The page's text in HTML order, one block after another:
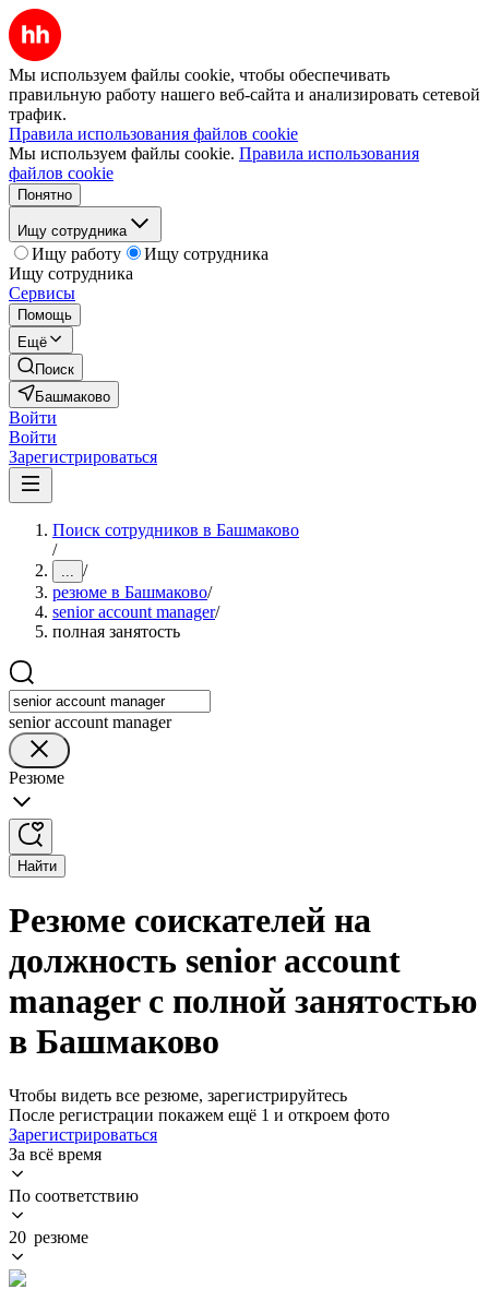
Мы используем файлы cookie, чтобы обеспечивать
правильную работу нашего веб-сайта и анализировать сетевой
трафик.
Правила использования файлов cookie
Мы используем файлы cookie. Правила использования
файлов cookie
Понятно
Ищу сотрудника
Ищу работу
Ищу сотрудника
Ищу сотрудника
Сервисы
Помощь
Ещё
Поиск
Башмаково
Войти
Войти
Зарегистрироваться
Поиск сотрудников в Башмаково
/
... /
резюме в Башмаково/
senior account manager/
полная занятость
senior account manager
Резюме
Найти
Резюме соискателей на
должность senior account
manager с полной занятостью
в Башмаково
Чтобы видеть все резюме, зарегистрируйтесь
После регистрации покажем ещё 1 и откроем фото
Зарегистрироваться
За всё время
По соответствию
20 резюме